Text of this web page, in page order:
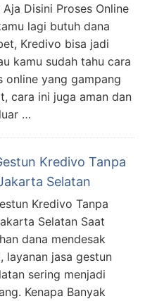
Aja Disini Proses Online
lagi butuh dana
Kredivo bisa jadi
kamu sudah tahu cara
online yang gampang
cara ini juga aman dan
…
Kredivo Tanpa
Selatan
Kredivo Tanpa
Selatan Saat
dana mendesak
layanan jasa gestun
sering menjadi
Kenapa Banyak